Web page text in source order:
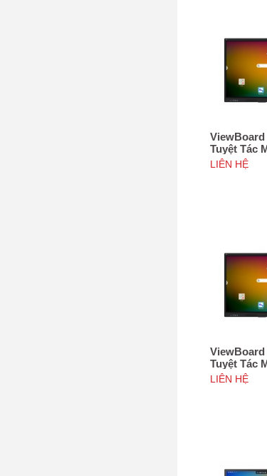
ViewBoard
Tuyệt Tác
Tác 75",
4K độ
LIÊN HỆ
ViewBoard
Tuyệt Tác
Tác
camera 4K
LIÊN HỆ